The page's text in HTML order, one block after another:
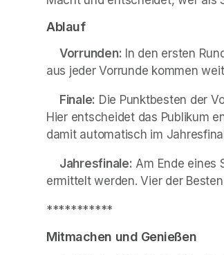
Ablauf
Vorrunden: In den ersten
aus jeder Vorrunde kommen
Finale: Die Punktbesten der
Hier entscheidet das Publikum
damit automatisch im
Jahresfinale: Am Ende eines
ermittelt werden. Vier der
***********
Mitmachen und Genießen